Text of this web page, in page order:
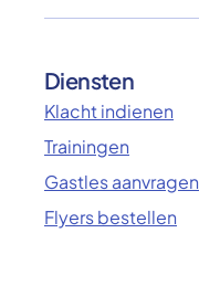
Diensten
Klacht indienen
Trainingen
Gastles aanvragen
Flyers bestellen